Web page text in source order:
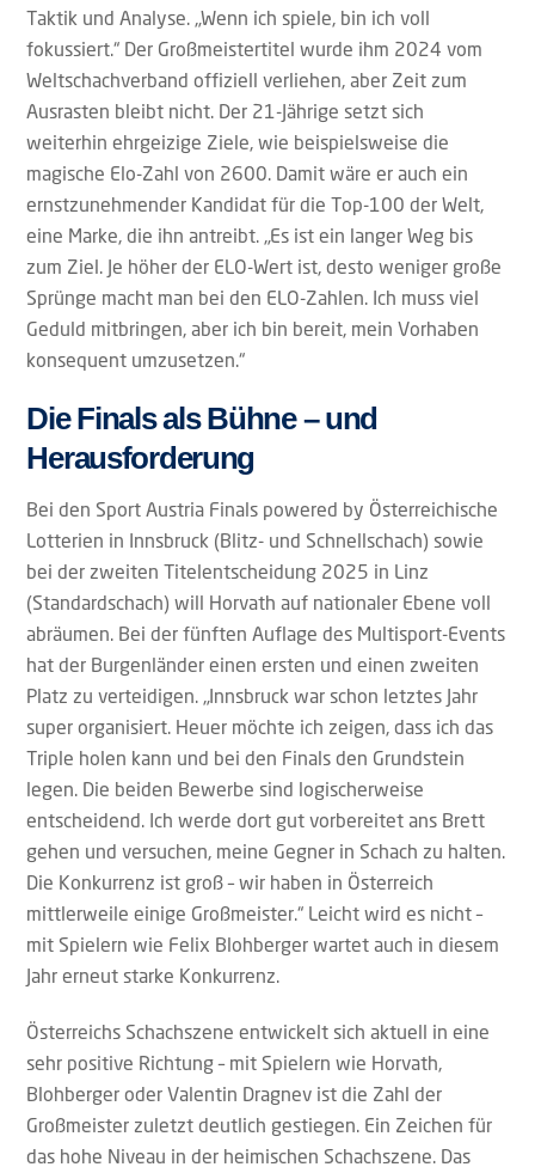
Taktik und Analyse. „Wenn ich spiele, bin ich voll
fokussiert.“ Der Großmeistertitel wurde ihm 2024 vom
Weltschachverband offiziell verliehen, aber Zeit zum
Ausrasten bleibt nicht. Der 21-Jährige setzt sich
weiterhin ehrgeizige Ziele, wie beispielsweise die
magische Elo-Zahl von 2600. Damit wäre er auch ein
ernstzunehmender Kandidat für die Top-100 der Welt,
eine Marke, die ihn antreibt. „Es ist ein langer Weg bis
zum Ziel. Je höher der ELO-Wert ist, desto weniger große
Sprünge macht man bei den ELO-Zahlen. Ich muss viel
Geduld mitbringen, aber ich bin bereit, mein Vorhaben
konsequent umzusetzen.“
Die Finals als Bühne – und
Herausforderung
Bei den Sport Austria Finals powered by Österreichische
Lotterien in Innsbruck (Blitz- und Schnellschach) sowie
bei der zweiten Titelentscheidung 2025 in Linz
(Standardschach) will Horvath auf nationaler Ebene voll
abräumen. Bei der fünften Auflage des Multisport-Events
hat der Burgenländer einen ersten und einen zweiten
Platz zu verteidigen. „Innsbruck war schon letztes Jahr
super organisiert. Heuer möchte ich zeigen, dass ich das
Triple holen kann und bei den Finals den Grundstein
legen. Die beiden Bewerbe sind logischerweise
entscheidend. Ich werde dort gut vorbereitet ans Brett
gehen und versuchen, meine Gegner in Schach zu halten.
Die Konkurrenz ist groß – wir haben in Österreich
mittlerweile einige Großmeister.“ Leicht wird es nicht –
mit Spielern wie Felix Blohberger wartet auch in diesem
Jahr erneut starke Konkurrenz.
Österreichs Schachszene entwickelt sich aktuell in eine
sehr positive Richtung – mit Spielern wie Horvath,
Blohberger oder Valentin Dragnev ist die Zahl der
Großmeister zuletzt deutlich gestiegen. Ein Zeichen für
das hohe Niveau in der heimischen Schachszene. Das